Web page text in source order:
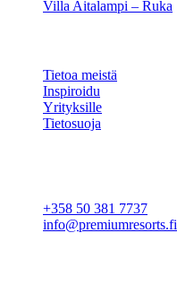
Villa Aitalampi – Ruka
Tietoa meistä
Inspiroidu
Yrityksille
Tietosuoja
+358 50 381 7737
info@premiumresorts.fi